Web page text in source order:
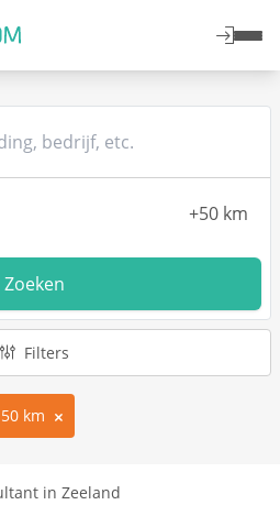
Zoeken
Filters
km
in Zeeland